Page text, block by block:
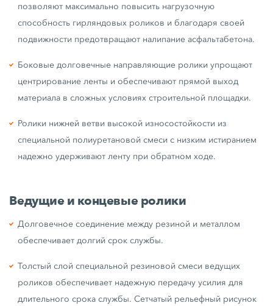
позволяют максимально повысить нагрузочную
способность гирляндовых роликов и благодаря своей
подвижности предотвращают налипание асфальтабетона.
Боковые долговечные направляющие ролики упрощают
центрирование ленты и обеспечивают прямой выход
материала в сложных условиях строительной площадки.
Ролики нижней ветви высокой износостойкости из
специальной полиуретановой смеси с низким истиранием
надежно удерживают ленту при обратном ходе.
Ведущие и концевые ролики
Долговечное соединение между резиной и металлом
обеспечивает долгий срок службы.
Толстый слой специальной резиновой смеси ведущих
роликов обеспечивает надежную передачу усилия для
длительного срока службы. Сетчатый рельефный рисунок